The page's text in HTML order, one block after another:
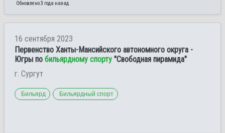
Обновлено 3 года назад
16 сентября 2023
Первенство Ханты-Мансийского автономного округа -
Югры по бильярдному спорту "Свободная пирамида"
г. Сургут
Бильярд Бильярдный спорт